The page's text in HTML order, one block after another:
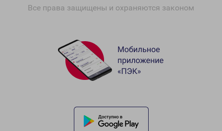
Все права защищены и охраняются законом